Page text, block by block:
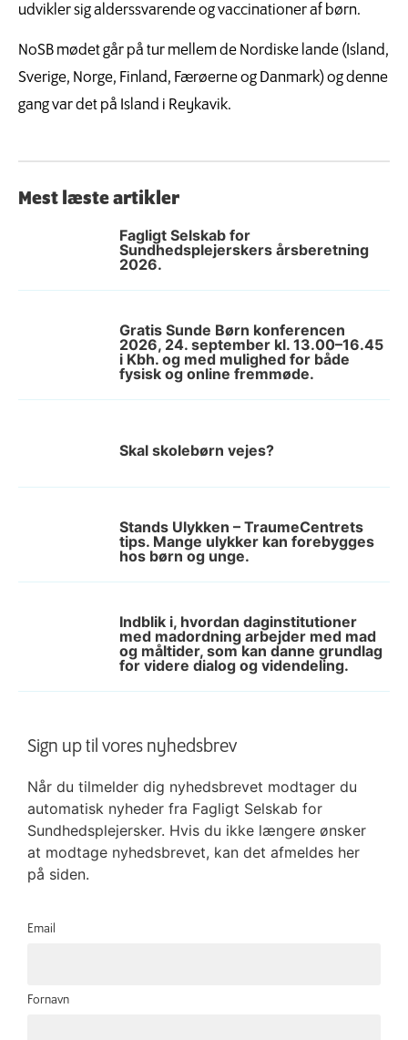
udvikler sig alderssvarende og vaccinationer af børn.
NoSB mødet går på tur mellem de Nordiske lande (Island,
Sverige, Norge, Finland, Færøerne og Danmark) og denne
gang var det på Island i Reykavik.
Mest læste artikler
Fagligt Selskab for
Sundhedsplejerskers årsberetning
2026.
Gratis Sunde Børn konferencen
2026, 24. september kl. 13.00–16.45
i Kbh. og med mulighed for både
fysisk og online fremmøde.
Skal skolebørn vejes?
Stands Ulykken – TraumeCentrets
tips. Mange ulykker kan forebygges
hos børn og unge.
Indblik i, hvordan daginstitutioner
med madordning arbejder med mad
og måltider, som kan danne grundlag
for videre dialog og videndeling.
Sign up til vores nyhedsbrev
Når du tilmelder dig nyhedsbrevet modtager du
automatisk nyheder fra Fagligt Selskab for
Sundhedsplejersker. Hvis du ikke længere ønsker
at modtage nyhedsbrevet, kan det afmeldes her
på siden.
Email
Fornavn